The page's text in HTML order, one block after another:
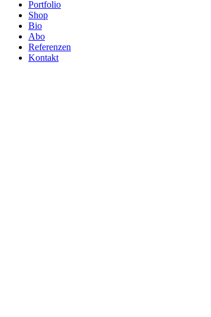
Portfolio
Shop
Bio
Abo
Referenzen
Kontakt